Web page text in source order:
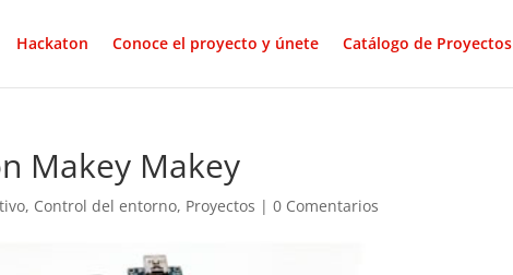
Hackaton Conoce el proyecto y únete Catálogo de Proyectos
Makey Makey
, Control del entorno, Proyectos | 0 Comentarios